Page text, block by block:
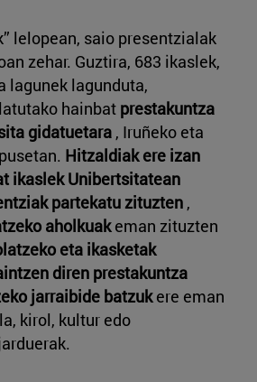
lelopean, saio presentzialak
zehar. Guztira, 683 ikaslek,
lagunek lagunduta,
hainbat prestakuntza
gidatuetara , Iruñeko eta
Hitzaldiak ere izan
ikaslek Unibertsitatean
partekatu zituzten ,
aholkuakeman zituzten
eta ikasketak
diren prestakuntza
jarraibide batzukere eman
kirol, kultur edo